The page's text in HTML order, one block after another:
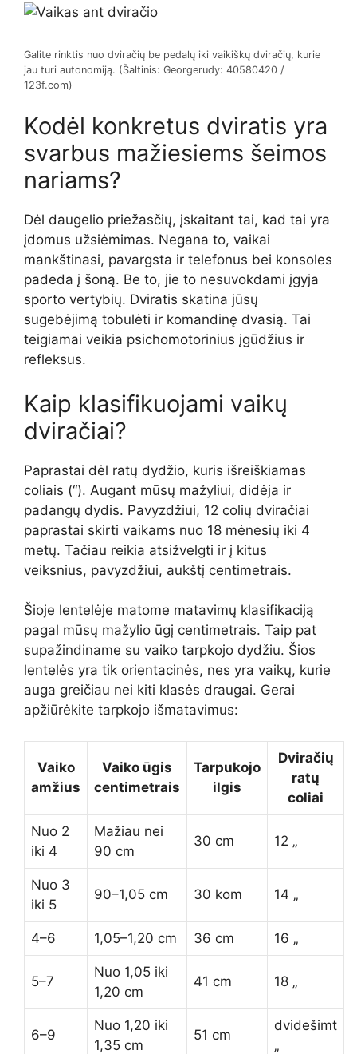
Galite rinktis nuo dviračių be pedalų iki vaikiškų dviračių, kurie
jau turi autonomiją. (Šaltinis: Georgerudy: 40580420 /
123f.com)
Kodėl konkretus dviratis yra
svarbus mažiesiems šeimos
nariams?
Dėl daugelio priežasčių, įskaitant tai, kad tai yra
įdomus užsiėmimas. Negana to, vaikai
mankštinasi, pavargsta ir telefonus bei konsoles
padeda į šoną. Be to, jie to nesuvokdami įgyja
sporto vertybių. Dviratis skatina jūsų
sugebėjimą tobulėti ir komandinę dvasią. Tai
teigiamai veikia psichomotorinius įgūdžius ir
refleksus.
Kaip klasifikuojami vaikų
dviračiai?
Paprastai dėl ratų dydžio, kuris išreiškiamas
coliais (“). Augant mūsų mažyliui, didėja ir
padangų dydis. Pavyzdžiui, 12 colių dviračiai
paprastai skirti vaikams nuo 18 mėnesių iki 4
metų. Tačiau reikia atsižvelgti ir į kitus
veiksnius, pavyzdžiui, aukštį centimetrais.
Šioje lentelėje matome matavimų klasifikaciją
pagal mūsų mažylio ūgį centimetrais. Taip pat
supažindiname su vaiko tarpkojo dydžiu. Šios
lentelės yra tik orientacinės, nes yra vaikų, kurie
auga greičiau nei kiti klasės draugai. Gerai
apžiūrėkite tarpkojo išmatavimus:
Vaiko
amžius
Vaiko ūgis
centimetrais
Tarpukojo
ilgis
Dviračių
ratų
coliai
Nuo 2
iki 4
Mažiau nei
90 cm
30 cm 12 „
Nuo 3
iki 5
90–1,05 cm 30 kom 14 „
4–6 1,05–1,20 cm 36 cm 16 „
5–7
Nuo 1,05 iki
1,20 cm
41 cm 18 „
6–9
Nuo 1,20 iki
1,35 cm
51 cm
dvidešimt
„